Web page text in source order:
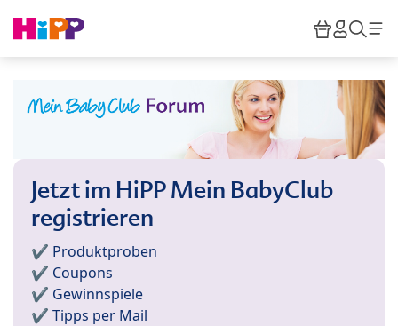
HiPP
Jetzt im HiPP Mein BabyClub
registrieren
✔️ Produktproben
✔️ Coupons
✔️ Gewinnspiele
✔️ Tipps per Mail